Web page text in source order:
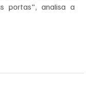
portas", analisa a